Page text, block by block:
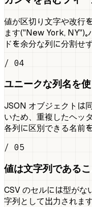
値が区切り文字や改行
ます（"New York, NY"
ドを余分な列に分割せ
/ 04
ユニークな列名を使
JSON オブジェクトは
いため、重複したヘッ
各列に区別できる名前
/ 05
値は文字列である
CSV のセルには型がな
字列として出力されま